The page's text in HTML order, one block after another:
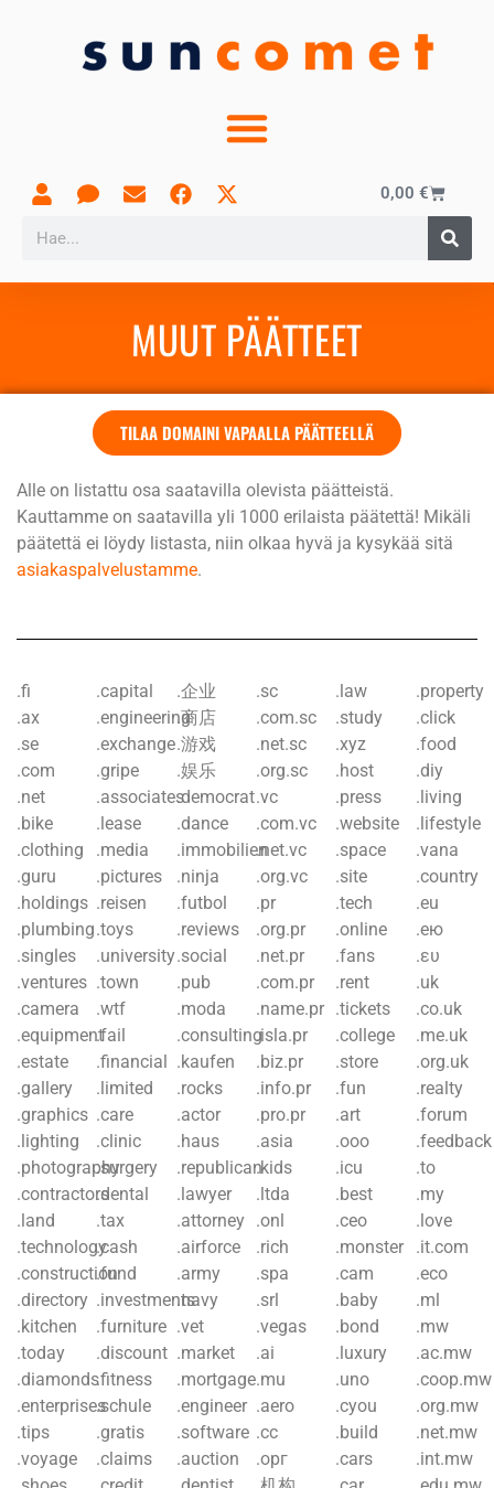
0,00 €
MUUT PÄÄTTEET
TILAA DOMAINI VAPAALLA PÄÄTTEELLÄ
Alle on listattu osa saatavilla olevista päätteistä.
Kauttamme on saatavilla yli 1000 erilaista päätettä! Mikäli
päätettä ei löydy listasta, niin olkaa hyvä ja kysykää sitä
asiakaspalvelustamme.
.fi
.ax
.se
.com
.net
.bike
.clothing
.guru
.holdings
.plumbing
.singles
.ventures
.camera
.equipment
.estate
.gallery
.graphics
.lighting
.photography
.contractors
.land
.technology
.construction
.directory
.kitchen
.today
.diamonds
.enterprises
.tips
.voyage
.capital
.engineering
.exchange
.gripe
.associates
.lease
.media
.pictures
.reisen
.toys
.university
.town
.wtf
.fail
.financial
.limited
.care
.clinic
.surgery
.dental
.tax
.cash
.fund
.investments
.furniture
.discount
.fitness
.schule
.gratis
.claims
.企业
.商店
.游戏
.娱乐
.democrat
.dance
.immobilien
.ninja
.futbol
.reviews
.social
.pub
.moda
.consulting
.kaufen
.rocks
.actor
.haus
.republican
.lawyer
.attorney
.airforce
.army
.navy
.vet
.market
.mortgage
.engineer
.software
.auction
.sc
.com.sc
.net.sc
.org.sc
.vc
.com.vc
.net.vc
.org.vc
.pr
.org.pr
.net.pr
.com.pr
.name.pr
.isla.pr
.biz.pr
.info.pr
.pro.pr
.asia
.kids
.ltda
.onl
.rich
.spa
.srl
.vegas
.ai
.mu
.aero
.cc
.орг
.law
.study
.xyz
.host
.press
.website
.space
.site
.tech
.online
.fans
.rent
.tickets
.college
.store
.fun
.art
.ooo
.icu
.best
.ceo
.monster
.cam
.baby
.bond
.luxury
.uno
.cyou
.build
.cars
.property
.click
.food
.diy
.living
.lifestyle
.vana
.country
.eu
.ею
.ευ
.uk
.co.uk
.me.uk
.org.uk
.realty
.forum
.feedback
.to
.my
.love
.it.com
.eco
.ml
.mw
.ac.mw
.coop.mw
.org.mw
.net.mw
.int.mw